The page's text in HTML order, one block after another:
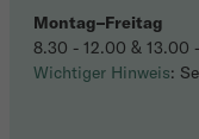
Montag–Freitag
8.30 - 12.00 & 13.00
Wichtiger Hinweis: